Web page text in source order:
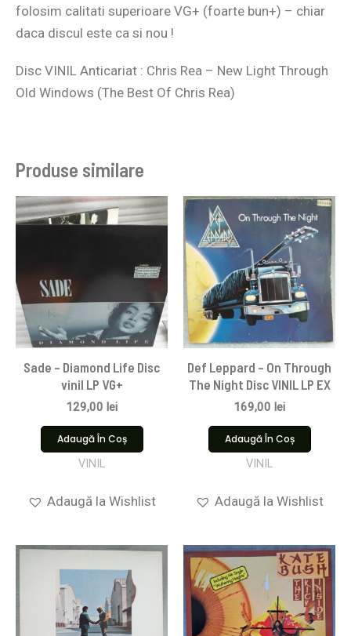
folosim calitati superioare VG+ (foarte bun+) – chiar
daca discul este ca si nou !
Disc VINIL Anticariat : Chris Rea – New Light Through
Old Windows (The Best Of Chris Rea)
Produse similare
Sade – Diamond Life Disc
vinil LP VG+
129,00 lei
Adaugă În Coș
VINIL
Adaugă la Wishlist
Def Leppard – On Through
The Night Disc VINIL LP EX
169,00 lei
Adaugă În Coș
VINIL
Adaugă la Wishlist